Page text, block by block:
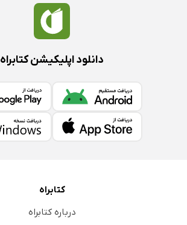
دانلود اپلیکیشن کتابراه
کتابراه
درباره کتابراه